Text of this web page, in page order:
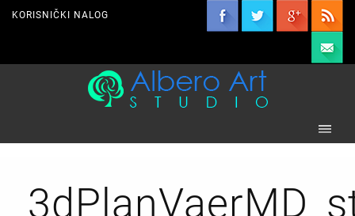
KORISNIČKI NALOG